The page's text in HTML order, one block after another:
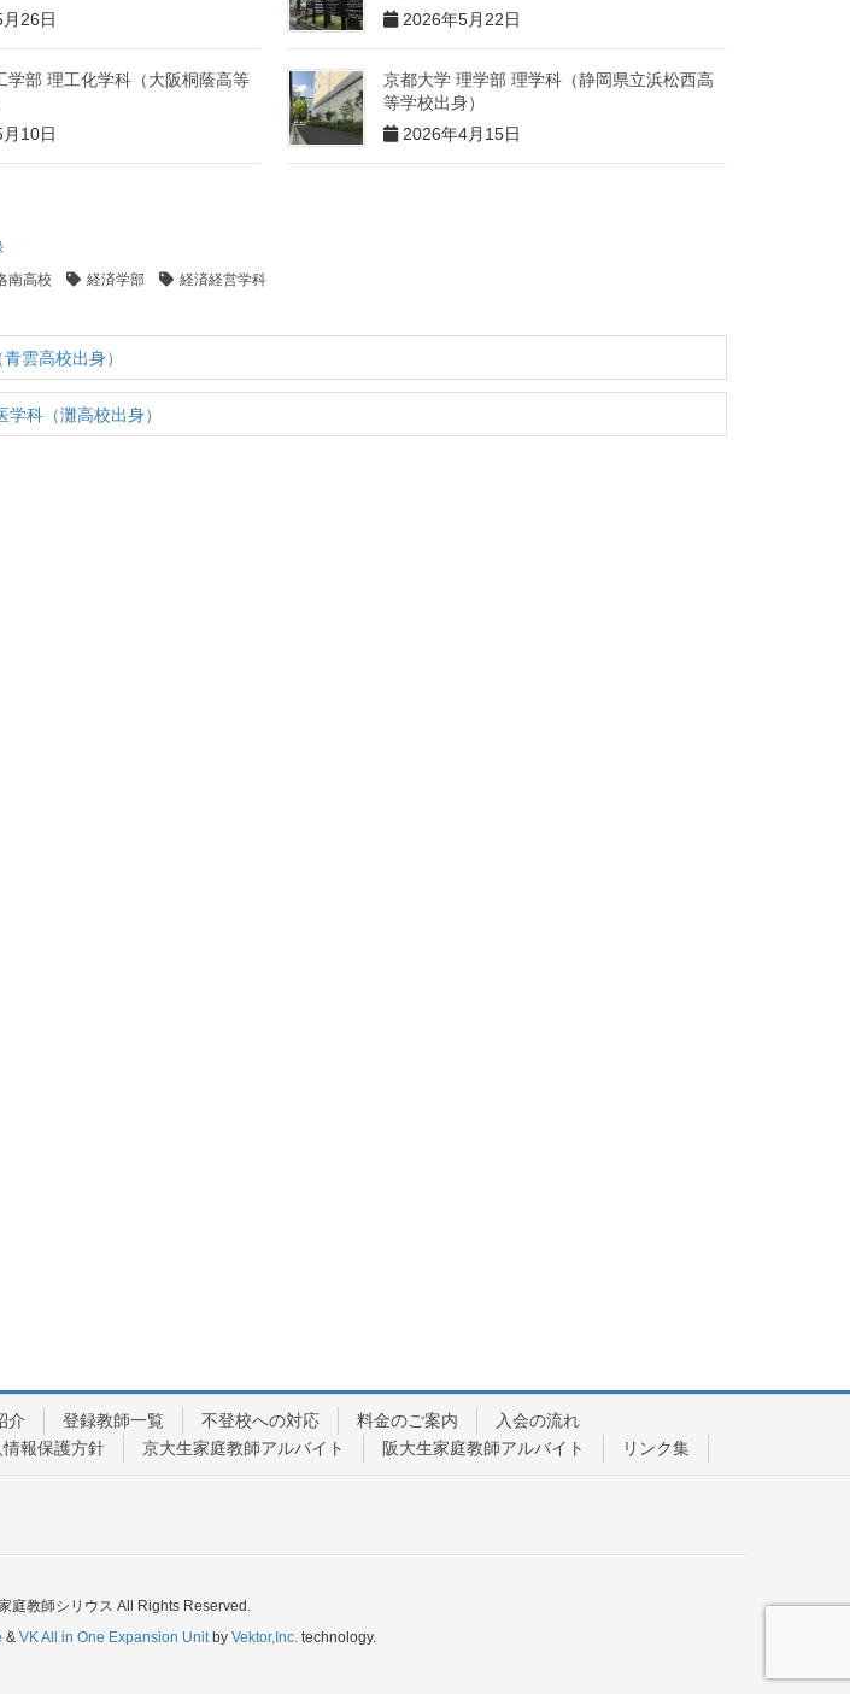
26日
2026年5月22日
学部 理工化学科（大阪桐蔭高等
10日
京都大学 理学部 理学科（静岡県立浜松西高
等学校出身）
2026年4月15日
南高校 経済学部 経済経営学科
雲高校出身）
科（灘高校出身）
介 登録教師一覧 不登校への対応 料金のご案内
入会の流れ
情報保護方針 京大生家庭教師アルバイト 阪大生家庭教師アルバイト リンク集
庭教師シリウス All Rights Reserved.
& VK All in One Expansion Unit by Vektor,Inc. technology.